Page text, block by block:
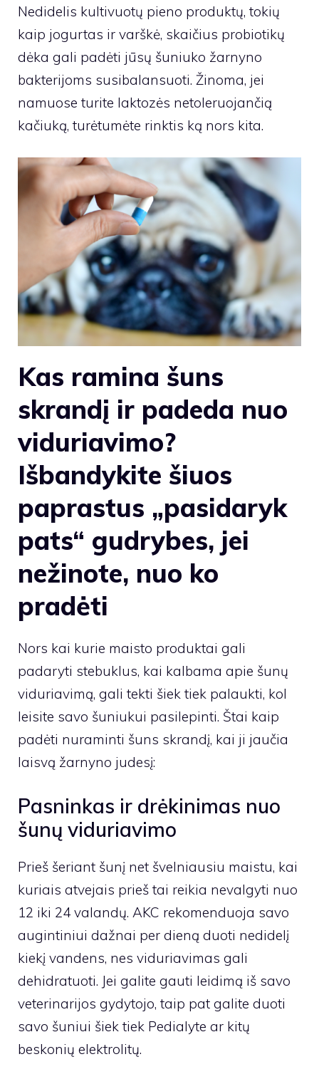
Nedidelis kultivuotų pieno produktų, tokių
kaip jogurtas ir varškė, skaičius probiotikų
dėka gali padėti jūsų šuniuko žarnyno
bakterijoms susibalansuoti. Žinoma, jei
namuose turite laktozės netoleruojančią
kačiuką, turėtumėte rinktis ką nors kita.
Kas ramina šuns
skrandį ir padeda nuo
viduriavimo?
Išbandykite šiuos
paprastus „pasidaryk
pats“ gudrybes, jei
nežinote, nuo ko
pradėti
Nors kai kurie maisto produktai gali
padaryti stebuklus, kai kalbama apie šunų
viduriavimą, gali tekti šiek tiek palaukti, kol
leisite savo šuniukui pasilepinti. Štai kaip
padėti nuraminti šuns skrandį, kai ji jaučia
laisvą žarnyno judesį:
Pasninkas ir drėkinimas nuo
šunų viduriavimo
Prieš šeriant šunį net švelniausiu maistu, kai
kuriais atvejais prieš tai reikia nevalgyti nuo
12 iki 24 valandų. AKC rekomenduoja savo
augintiniui dažnai per dieną duoti nedidelį
kiekį vandens, nes viduriavimas gali
dehidratuoti. Jei galite gauti leidimą iš savo
veterinarijos gydytojo, taip pat galite duoti
savo šuniui šiek tiek Pedialyte ar kitų
beskonių elektrolitų.